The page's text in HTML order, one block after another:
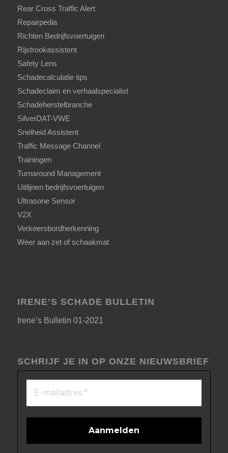
Rear Cross Traffic Alert
Repairpedia
Richten Bedrijfsvoertuigen
Rijstrookassistent
Safety Lens
Schadecalculatie tips
Schadeclaim en verhaalspecialist
Schadeherstelbranche
SilverDAT-VWE
Snelheid Assistent
Traffic Message Channel
Trainingen
Turnaround Management
Uitlijnen bedrijfsvoertuigen
Ultrasone Sensor
V2X
Verkeersbordherkenning
Weer aan zet of schaakmat
IRENE’S SCHADE BULLETIN
Irene’s Bulletin 01-2021
SCHRIJF JE IN OP ONZE NIEUWSBRIEF